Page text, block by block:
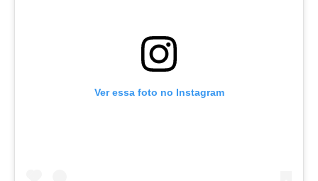
Ver essa foto no Instagram